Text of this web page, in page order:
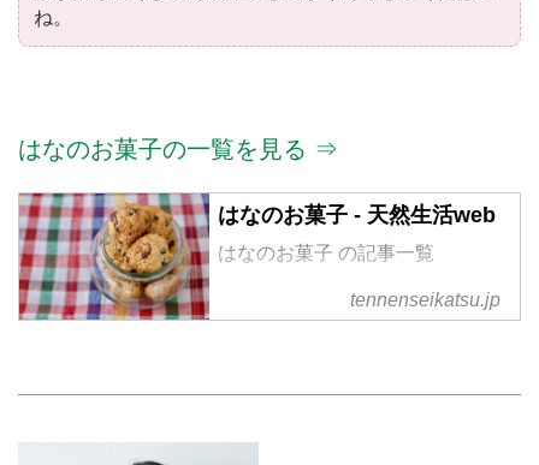
ね。
はなのお菓子の一覧を見る ⇒
はなのお菓子 - 天然生活web
はなのお菓子 の記事一覧
tennenseikatsu.jp